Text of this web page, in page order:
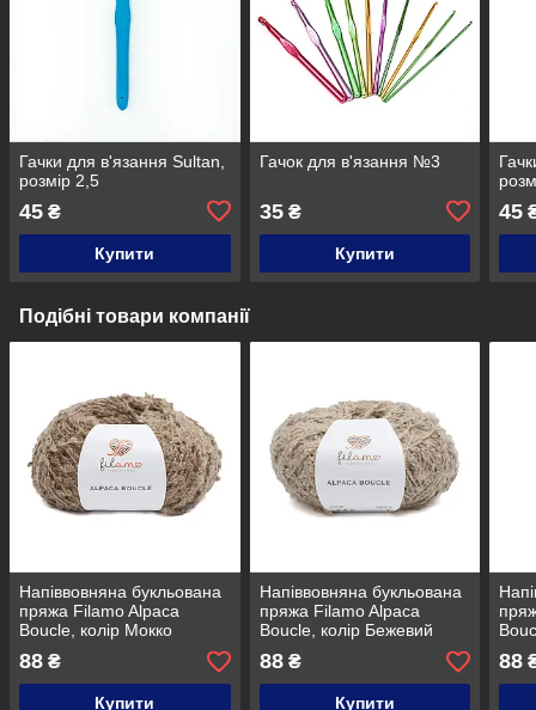
Гачки для в'язання Sultan,
розмір 2,5
45 ₴
Купити
Гачок для в'язання №3
35₴
Купити
45
Подібні товари компанії
Напіввовняна букльована
пряжа Filamo Alpaca
Boucle, колір Мокко
88 ₴
Купити
Напіввовняна букльована
пряжа Filamo Alpaca
Boucle, колір Бежевий
88₴
Купити
88